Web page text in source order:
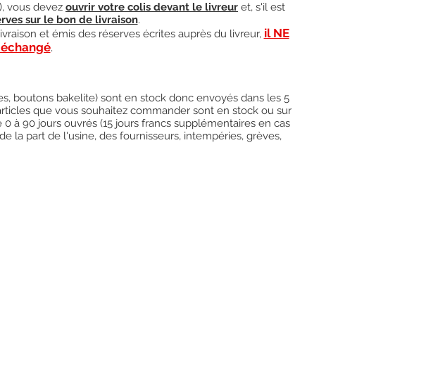
vous devez ouvrir votre colis devant le livreur et, s'il est
sur le bon de livraison.
et émis des réserves écrites auprès du livreur, il NE
échangé.
boutons bakelite) sont en stock donc envoyés dans les 5
que vous souhaitez commander sont en stock ou sur
à 90 jours ouvrés (15 jours francs supplémentaires en cas
la part de l'usine, des fournisseurs, intempéries, grèves,